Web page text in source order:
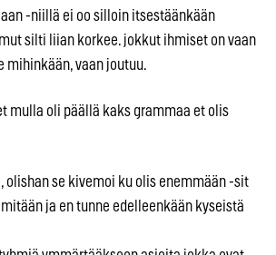
-niillä ei oo silloin itsestäänkään
silti liian korkee. jokkut ihmiset on vaan
mihinkään, vaan joutuu.
mulla oli päällä kaks grammaa et olis
olishan se kivemoi ku olis enemmään -sit
ja en tunne edelleenkään kyseistä